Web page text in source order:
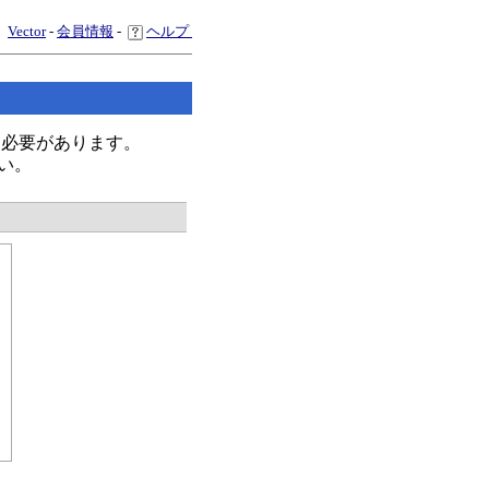
Vector- 会員情報 - ヘルプ
要があります。
。